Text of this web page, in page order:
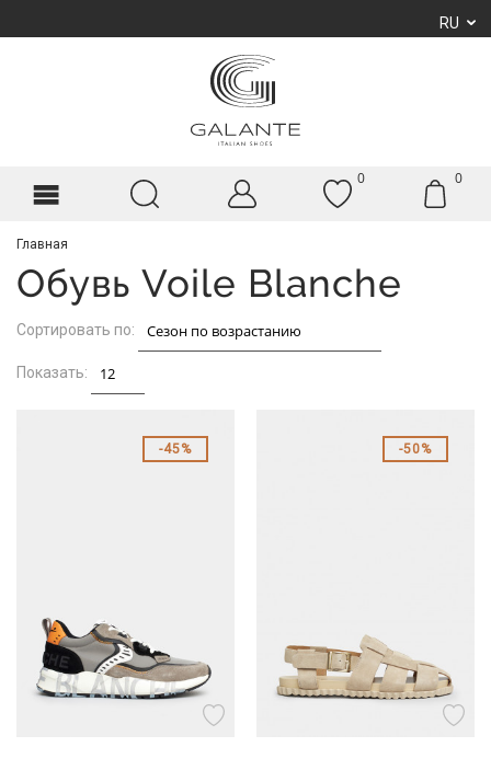
RU
0 0
Главная
Обувь Voile Blanche
Сортировать по:
Показать:
45% 50%